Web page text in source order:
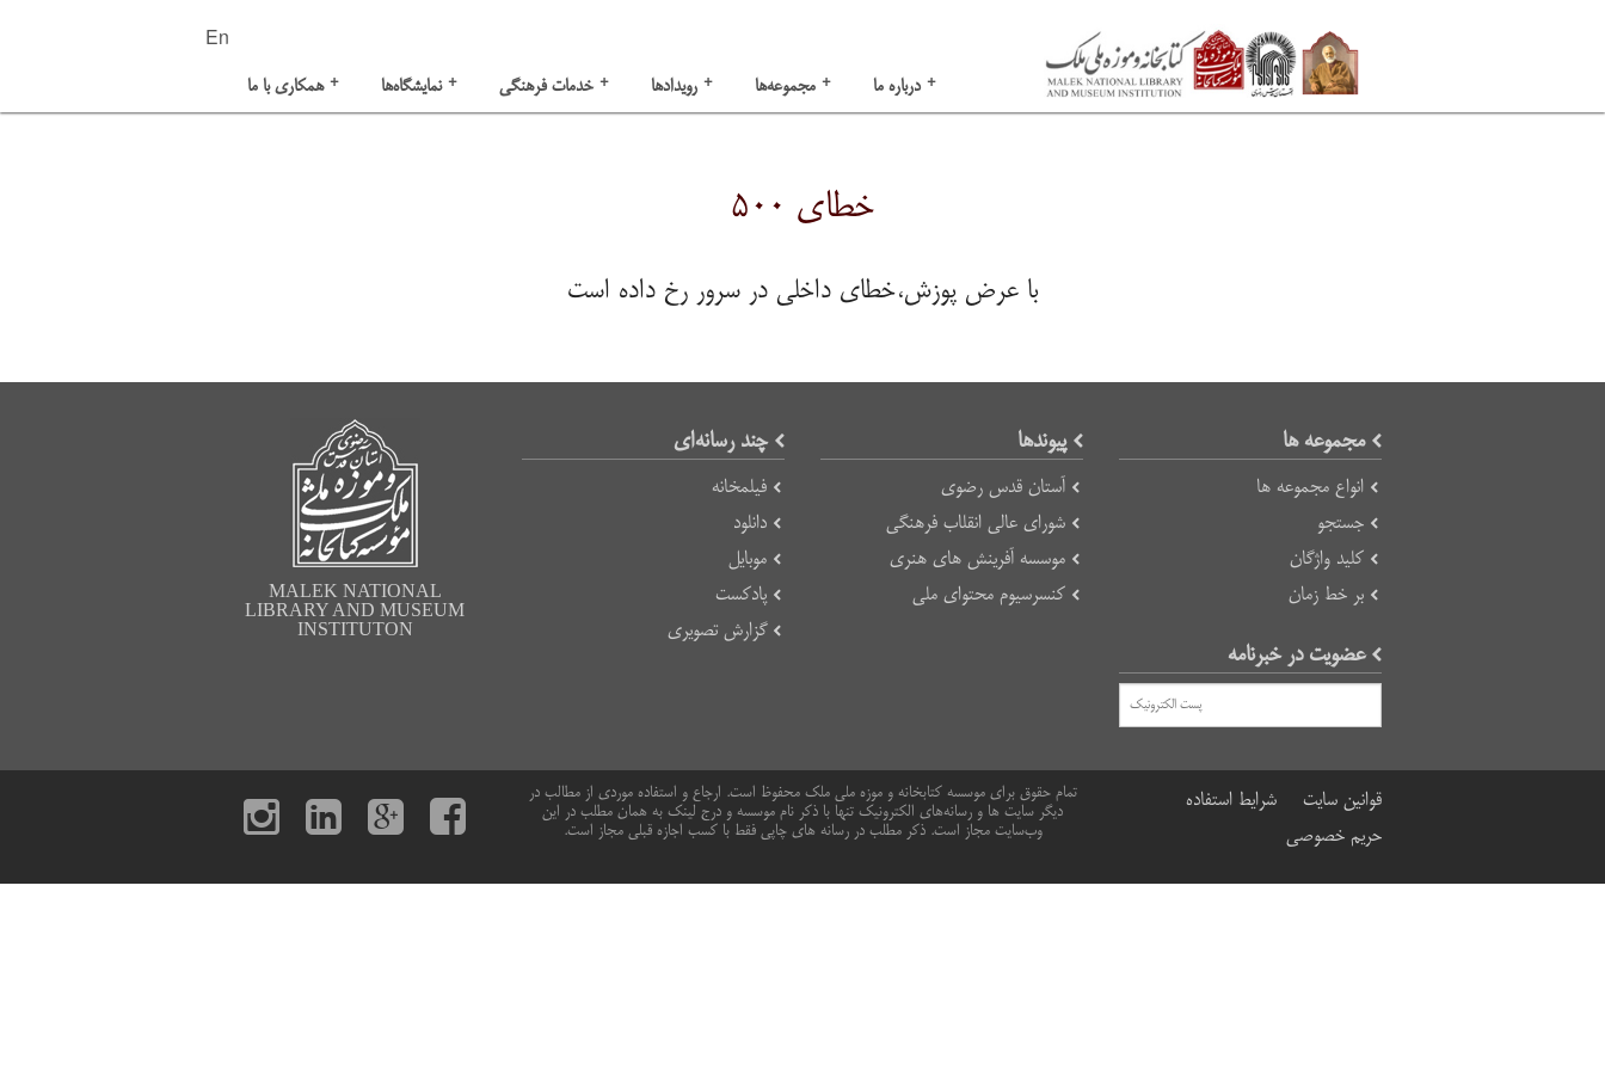
En
همکاری با ما + نمایشگاه‌ها + خدمات فرهنگی + رویدادها + مجموعه‌ها + درباره ما +
خطای ۵۰۰
با عرض پوزش،خطای داخلی در سرور رخ داده است
مجموعه ها
انواع مجموعه ها
جستجو
کلید واژگان
بر خط زمان
عضویت در خبرنامه
پیوند‌ها
آستان قدس رضوی
شورای عالی انقلاب فرهنگی
موسسه آفرینش های هنری
کنسرسیوم محتوای ملی
چند رسانه‌ای
فیلمخانه
دانلود
موبایل
پادکست
گزارش تصویری
MALEK NATIONAL
LIBRARY AND MUSEUM
INSTITUTON
قوانین سایت
شرایط استفاده
حریم خصوصی
تمام حقوق برای موسسه کتابخانه و موزه ملی ملک محفوظ است. ارجاع و استفاده موردی از مطالب در
دیگر سایت ها و رسانه‌های الکترونیک تنها با ذکر نام موسسه و درج لینک به همان مطلب در این
وب‌سایت مجاز است. ذکر مطلب در رسانه های چاپی فقط با کسب اجازه قبلی مجاز است.